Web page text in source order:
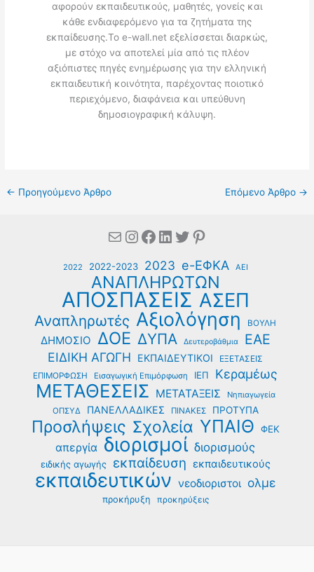
αφορούν εκπαιδευτικούς, μαθητές, γονείς και
κάθε ενδιαφερόμενο για τα ζητήματα της
εκπαίδευσης.Το e-wall.net εξελίσσεται διαρκώς,
με στόχο να αποτελεί μία από τις πλέον
αξιόπιστες πηγές ενημέρωσης για την ελληνική
εκπαιδευτική κοινότητα, παρέχοντας ποιοτικό
περιεχόμενο, διαφάνεια και υπεύθυνη
δημοσιογραφική κάλυψη.
← Προηγούμενο Άρθρο Επόμενο Άρθρο →
MailInstagram
Facebook
Linkedin
Twitter
Pinterest
2022 2022-2023 2023 e-ΕΦΚΑ ΑΕΙ
ΑΝΑΠΛΗΡΩΤΩΝ
ΑΠΟΣΠΑΣΕΙΣ ΑΣΕΠ
Αναπληρωτές Αξιολόγηση ΒΟΥΛΗ
ΔΗΜΟΣΙΟ ΔΟΕ ΔΥΠΑ Δευτεροβάθμια ΕΑΕ
ΕΙΔΙΚΗ ΑΓΩΓΗ ΕΚΠΑΙΔΕΥΤΙΚΟΙ ΕΞΕΤΑΣΕΙΣ
ΕΠΙΜΟΡΦΩΣΗ Εισαγωγική Επιμόρφωση ΙΕΠ Κεραμέως
ΜΕΤΑΘΕΣΕΙΣ ΜΕΤΑΤΑΞΕΙΣ
Νηπιαγωγεία
ΟΠΣΥΔ
ΠΑΝΕΛΛΑΔΙΚΕΣ ΠΙΝΑΚΕΣ ΠΡΟΤΥΠΑ
Προσλήψεις Σχολεία ΥΠΑΙΘ ΦΕΚ
απεργία διορισμοί διορισμούς
ειδικής αγωγής εκπαίδευση εκπαιδευτικούς
εκπαιδευτικών νεοδιοριστοι ολμε
προκήρυξη προκηρύξεις